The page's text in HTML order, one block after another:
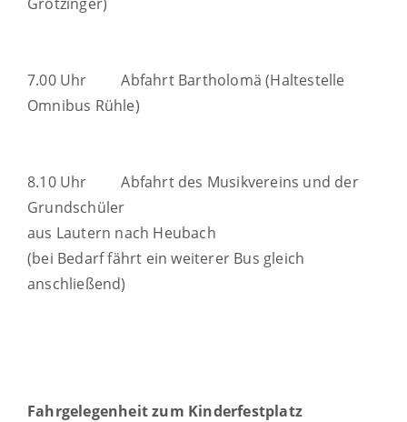
7.00 Uhr Abfahrt Bartholomä (Haltestelle
Omnibus Rühle)
8.10 Uhr Abfahrt des Musikvereins und der
Grundschüler
aus Lautern nach Heubach
(bei Bedarf fährt ein weiterer Bus gleich
anschließend)
Fahrgelegenheit zum Kinderfestplatz